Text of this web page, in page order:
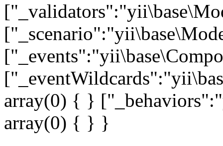
array(0) { }
array(0) { } }